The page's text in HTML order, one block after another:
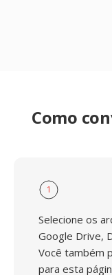
Como
1
Selecione os
Google Drive,
Você também
para esta